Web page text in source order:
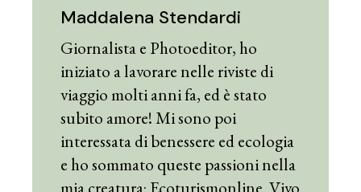
Maddalena Stendardi
Giornalista e Photoeditor, ho
iniziato a lavorare nelle riviste di
viaggio molti anni fa, ed è stato
subito amore! Mi sono poi
interessata di benessere ed ecologia
e ho sommato queste passioni nella
mia creatura: Ecoturismonline. Vivo